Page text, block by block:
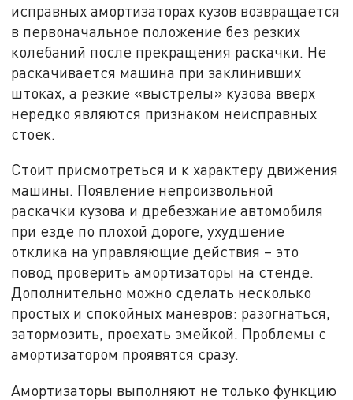
исправных амортизаторах кузов возвращается
в первоначальное положение без резких
колебаний после прекращения раскачки. Не
раскачивается машина при заклинивших
штоках, а резкие «выстрелы» кузова вверх
нередко являются признаком неисправных
стоек.
Стоит присмотреться и к характеру движения
машины. Появление непроизвольной
раскачки кузова и дребезжание автомобиля
при езде по плохой дороге, ухудшение
отклика на управляющие действия – это
повод проверить амортизаторы на стенде.
Дополнительно можно сделать несколько
простых и спокойных маневров: разогнаться,
затормозить, проехать змейкой. Проблемы с
амортизатором проявятся сразу.
Амортизаторы выполняют не только функцию